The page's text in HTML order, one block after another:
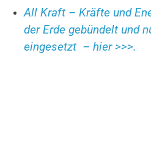
All Kraft – Kräfte und
der Erde gebündelt und
eingesetzt – hier >>>.